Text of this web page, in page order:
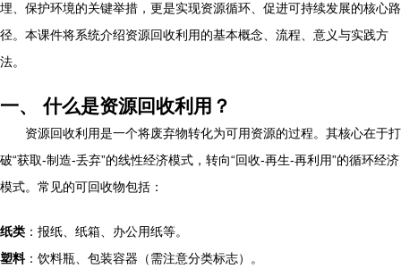
埋、保护环境的关键举措，更是实现资源循环、促进可持续发展的核心路
径。本课件将系统介绍资源回收利用的基本概念、流程、意义与实践方
法。
一、 什么是资源回收利用？
资源回收利用是一个将废弃物转化为可用资源的过程。其核心在于打
破“获取-制造-丢弃”的线性经济模式，转向“回收-再生-再利用”的循环经济
模式。常见的可回收物包括：
纸类 ：报纸、纸箱、办公用纸等。
塑料：饮料瓶、包装容器（需注意分类标志）。